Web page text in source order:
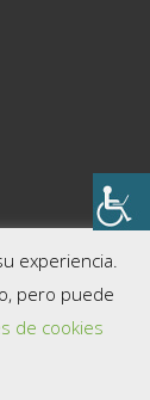
experiencia.
pero puede
de cookies